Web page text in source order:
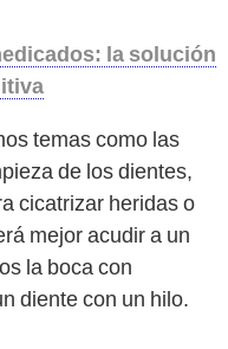
la solución
temas como las
de los dientes,
cicatrizar heridas o
mejor acudir a un
la boca con
diente con un hilo.